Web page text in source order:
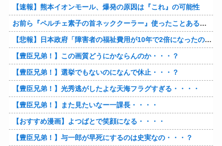
【速報】熊本イオンモール、爆発の原因は『これ』の可能性
お前ら『ペルチェ素子の首ネッククーラー』使ったことあるか？
【悲報】日本政府「障害者の福祉費用が10年で2倍になったので抑制します」
【豊臣兄弟！】この画質どうにかならんのか・・・？
【豊臣兄弟！】選挙でもないのになんで休止・・・？
【豊臣兄弟！】光秀逃がしたよな天海フラグすぎる・・・・
【豊臣兄弟！】また見たいなー一課長・・・・
【おすすめ漫画】よつばとで笑顔になる・・・・
【豊臣兄弟！】与一郎が早死にするのは史実なの・・・？